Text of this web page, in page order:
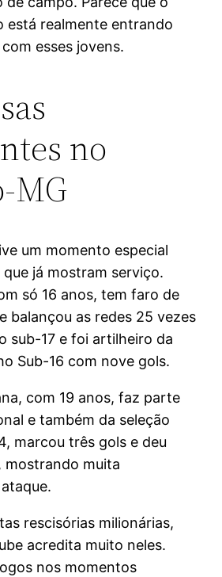
está realmente entrando
esses jovens.
no
MG
um momento especial
já mostram serviço.
só 16 anos, tem faro de
balançou as redes 25 vezes
sub-17 e foi artilheiro da
Sub-16 com nove gols.
com 19 anos, faz parte
e também da seleção
marcou três gols e deu
mostrando muita
rescisórias milionárias,
acredita muito neles.
nos momentos